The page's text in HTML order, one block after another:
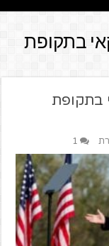
בתקופת
בתקופת
1